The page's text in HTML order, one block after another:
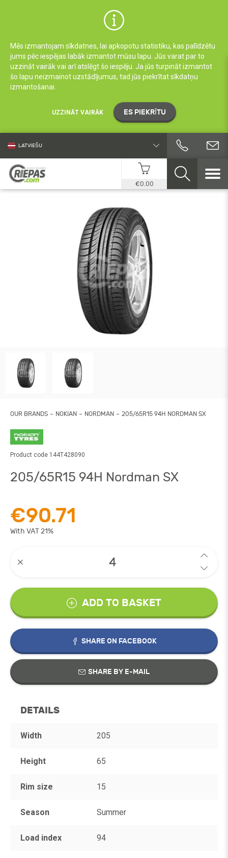
Mēs izmantojam sīkdatnes, lai apkopotu statistiku, kas palīdzētu
jums pēc iespējas labāk izmantot mūsu lapu. Jūs varat par to
uzzināt vairāk vai arī atslēgt šo iespēju. Ja jūs turpināt izmantot
šo lapu neizmainot uzstādījumus, tad jūs piekrītat sīkdatņu
izmantošanai.
UZZINĀT VAIRĀK ES PIEKRĪTU
LATVIEŠU
€0.00
OUR BRANDS NOKIAN NORDMAN 205/65R15 94H NORDMAN SX
Product code 144T428090
205/65R15 94H Nordman SX
€90.71
With VAT 21%
ADD TO BASKET
SHARE ON FACEBOOK
SHARE BY E-MAIL
DETAILS
Width 205
Height 65
Rim size 15
Season Summer
Load index 94